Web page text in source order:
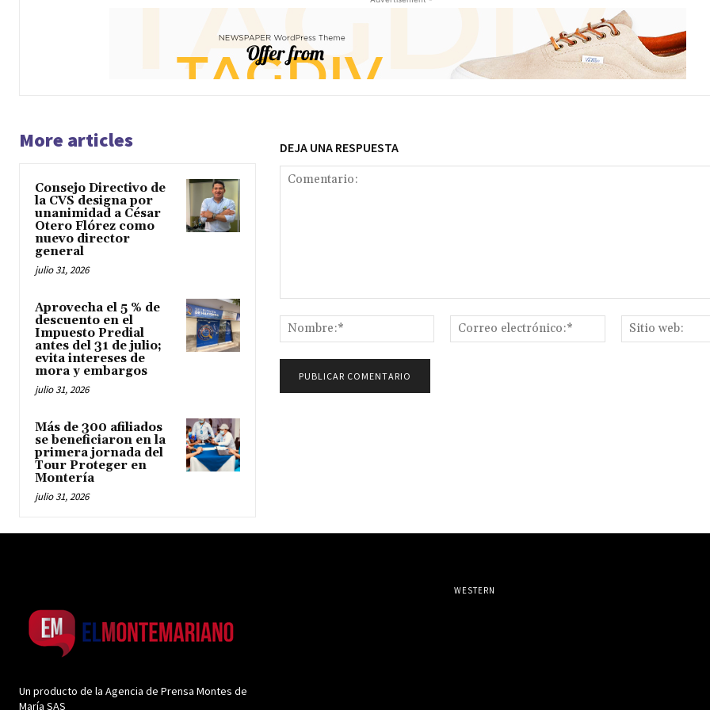
More articles
Consejo Directivo de
la CVS designa por
unanimidad a César
Otero Flórez como
nuevo director
general
julio 31, 2026
Aprovecha el 5 % de
descuento en el
Impuesto Predial
antes del 31 de julio;
evita intereses de
mora y embargos
julio 31, 2026
Más de 300 afiliados
se beneficiaron en la
primera jornada del
Tour Proteger en
Montería
julio 31, 2026
DEJA UNA RESPUESTA
Nombre:*
Correo
electrónico:*
Un producto de la Agencia de Prensa Montes de
María SAS
WESTERN